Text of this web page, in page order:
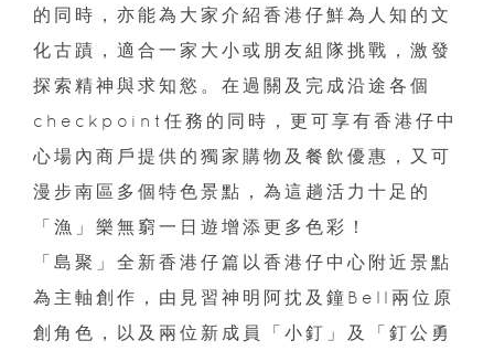
的同時，亦能為大家介紹香港仔鮮為人知的文
化古蹟，適合一家大小或朋友組隊挑戰，激發
探索精神與求知慾。在過關及完成沿途各個
checkpoint任務的同時，更可享有香港仔中
心場內商戶提供的獨家購物及餐飲優惠，又可
漫步南區多個特色景點，為這趟活力十足的
「漁」樂無窮一日遊增添更多色彩！
「島聚」全新香港仔篇以香港仔中心附近景點
為主軸創作，由見習神明阿抌及鐘Bell兩位原
創角色，以及兩位新成員「小釘」及「釘公勇